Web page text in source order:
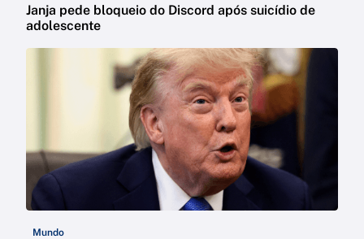
Janja pede bloqueio do Discord após suicídio de
adolescente
Mundo